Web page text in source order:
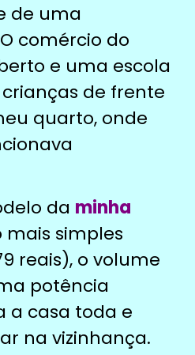
de uma
comércio do
e uma escola
de frente
quarto, onde
da minha
mais simples
reais), o volume
potência
a casa toda e
na vizinhança.